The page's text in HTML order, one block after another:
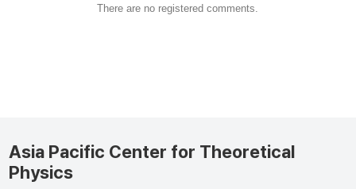
There are no registered comments.
Asia Pacific Center for Theoretical
Physics